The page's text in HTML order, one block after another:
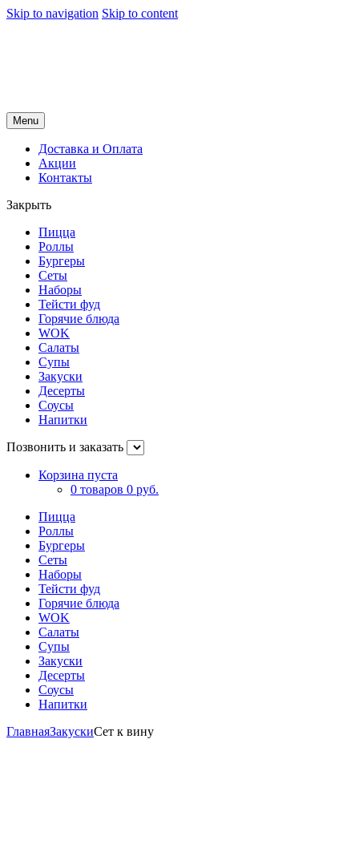
Skip to navigation Skip to content
Menu
Доставка и Оплата
Акции
Контакты
Закрыть
Пицца
Роллы
Бургеры
Сеты
Наборы
Тейсти фуд
Горячие блюда
WOK
Салаты
Супы
Закуски
Десерты
Соусы
Напитки
Позвонить и заказать
Корзина пуста
0 товаров 0 руб.
Пицца
Роллы
Бургеры
Сеты
Наборы
Тейсти фуд
Горячие блюда
WOK
Салаты
Супы
Закуски
Десерты
Соусы
Напитки
ГлавнаяЗакускиСет к вину